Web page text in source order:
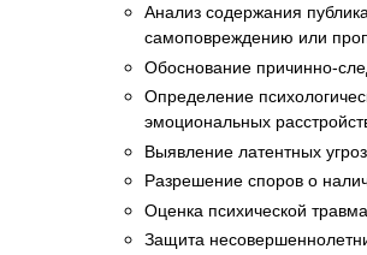
Анализ содержания
самоповреждению или
Обоснование причинно-
Определение
эмоциональных
Выявление латентных
Разрешение споров о
Оценка психической
Защита